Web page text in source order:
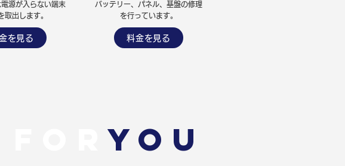
源が入らない端末
取出します。
を見る
バッテリー、パネル、基盤の修理
を行っています。
料金を見る
FORyou